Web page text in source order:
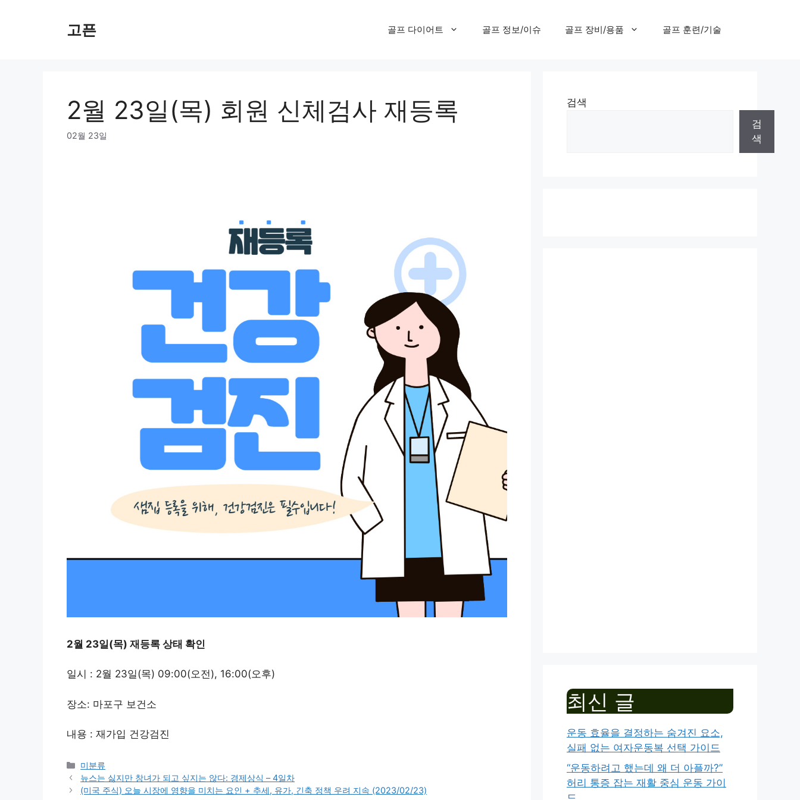
고픈 골프 다이어트 골프 정보/이슈 골프 장비/용품 골프 훈련/기술
2월 23일(목) 회원 신체검사 재등록
02월 23일
2월 23일(목) 재등록 상태 확인
일시 : 2월 23일(목) 09:00(오전), 16:00(오후)
장소: 마포구 보건소
내용 : 재가입 건강검진
Categories
미분류
뉴스는 싫지만 창녀가 되고 싶지는 않다: 경제상식 – 4일차
(미국 주식) 오늘 시장에 영향을 미치는 요인 + 추세, 유가, 긴축 정책 우려 지속 (2023/02/23)
검색
검
색
최신 글
운동 효율을 결정하는 숨겨진 요소,
실패 없는 여자운동복 선택 가이드
“운동하려고 했는데 왜 더 아플까?”
허리 통증 잡는 재활 중심 운동 가이
드